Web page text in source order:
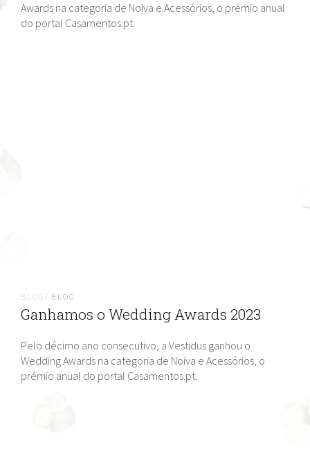
Awards na categoria de Noiva e Acessórios, o prémio anual
do portal Casamentos.pt.
BLOG/ BLOG
Ganhamos o Wedding Awards 2023
Pelo décimo ano consecutivo, a Vestidus ganhou o
Wedding Awards na categoria de Noiva e Acessórios, o
prémio anual do portal Casamentos.pt.